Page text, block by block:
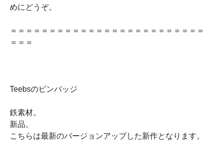
めにどうぞ。
＝＝＝＝＝＝＝＝＝＝＝＝＝＝＝＝＝＝＝＝＝＝＝＝＝
＝＝＝
Teebsのピンバッジ
鉄素材。
新品。
こちらは最新のバージョンアップした新作となります。